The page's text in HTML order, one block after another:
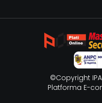
©Copyright IPA
Platforma E-